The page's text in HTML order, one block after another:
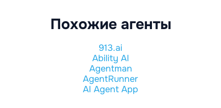
Похожие агенты
913.ai
Ability AI
Agentman
AgentRunner
AI Agent App